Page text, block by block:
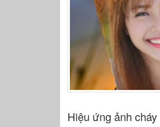
Hiệu ứng ảnh cháy